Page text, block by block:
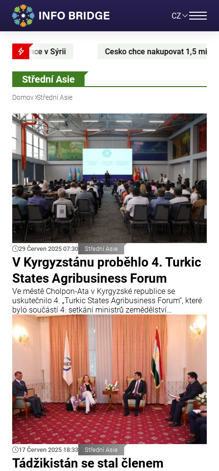
CZ
Cesko chce nakupovat 1,5 miliardy kubickych metru
Střední Asie
Domov Střední Asie
29 Červen 2025 07:30 Střední Asie
V Kyrgyzstánu proběhlo 4. Turkic
States Agribusiness Forum
Ve městě Cholpon-Ata v Kyrgyzské republice se
uskutečnilo 4. „Turkic States Agribusiness Forum“, které
bylo součástí 4. setkání ministrů zemědělství
Organizace států turkického světa (OTS). Akce se
zúčastnili zástupci vlád členských i pozorovatelských
států, odborníci ze státních institucí a podnikatelé z
oblasti zemědělství.
17 Červen 2025 18:33 Střední Asie
Tádžikistán se stal členem